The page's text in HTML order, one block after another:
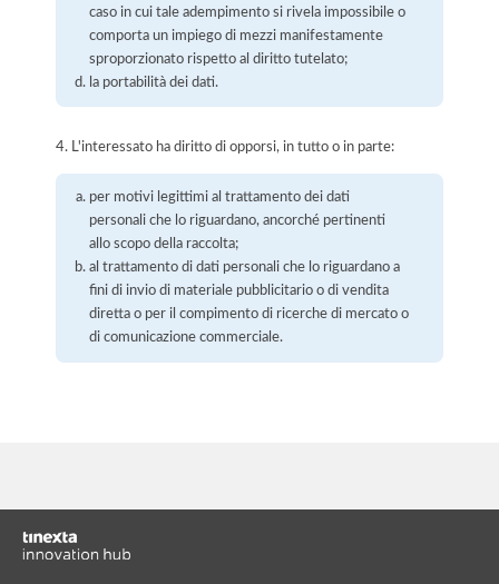
caso in cui tale adempimento si rivela impossibile o
comporta un impiego di mezzi manifestamente
sproporzionato rispetto al diritto tutelato;
la portabilità dei dati.
4. L'interessato ha diritto di opporsi, in tutto o in parte:
per motivi legittimi al trattamento dei dati
personali che lo riguardano, ancorché pertinenti
allo scopo della raccolta;
al trattamento di dati personali che lo riguardano a
fini di invio di materiale pubblicitario o di vendita
diretta o per il compimento di ricerche di mercato o
di comunicazione commerciale.